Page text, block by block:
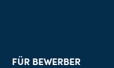
FÜR BEWERBER